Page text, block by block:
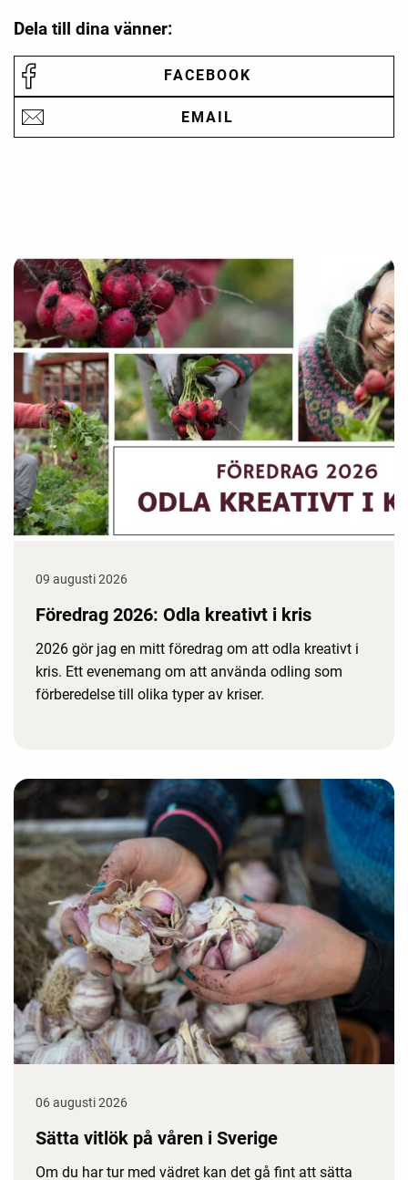
Dela till dina vänner:
FACEBOOK
EMAIL
09 augusti 2026
Föredrag 2026: Odla kreativt i kris
2026 gör jag en mitt föredrag om att odla kreativt i
kris. Ett evenemang om att använda odling som
förberedelse till olika typer av kriser.
06 augusti 2026
Sätta vitlök på våren i Sverige
Om du har tur med vädret kan det gå fint att sätta